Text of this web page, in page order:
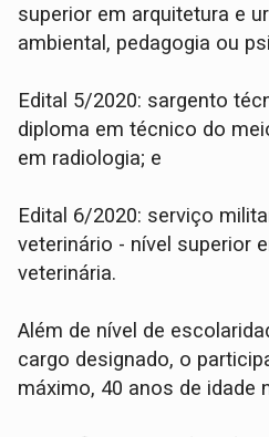
superior em arquitetura e
ambiental, pedagogia ou
Edital 5/2020: sargento
diploma em técnico do
em radiologia; e
Edital 6/2020: serviço
veterinário - nível superior
veterinária.
Além de nível de
cargo designado, o
máximo, 40 anos de idade